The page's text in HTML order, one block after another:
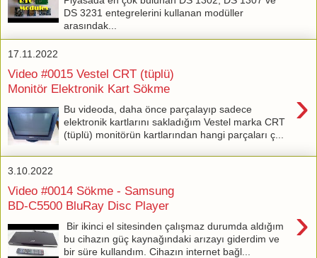
DS 3231 entegrelerini kullanan modüller
arasındak...
17.11.2022
Video #0015 Vestel CRT (tüplü)
Monitör Elektronik Kart Sökme
›
Bu videoda, daha önce parçalayıp sadece
elektronik kartlarını sakladığım Vestel marka CRT
(tüplü) monitörün kartlarından hangi parçaları ç...
3.10.2022
Video #0014 Sökme - Samsung
BD-C5500 BluRay Disc Player
›
Bir ikinci el sitesinden çalışmaz durumda aldığım
bu cihazın güç kaynağındaki arızayı giderdim ve
bir süre kullandım. Cihazın internet bağl...